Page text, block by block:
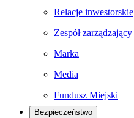
Relacje inwestorskie
Zespół zarządzający
Marka
Media
Fundusz Miejski
Bezpieczeństwo